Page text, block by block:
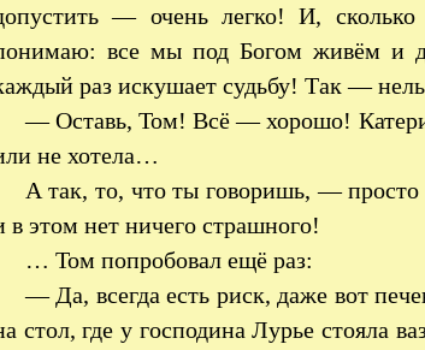
— очень легко! И,
все мы под Богом живём и
раз искушает судьбу! Так —
— Оставь, Том! Всё — хорошо!
не хотела…
А так, то, что ты говоришь, —
в этом нет ничего страшного!
… Том попробовал ещё раз:
— Да, всегда есть риск, даже вот
стол, где у господина Лурье стояла